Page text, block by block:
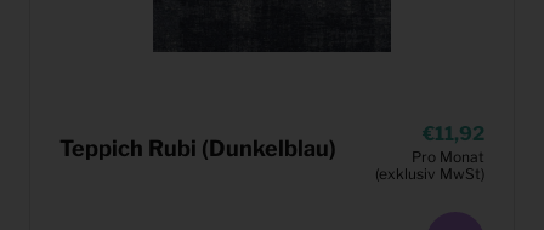
Teppich Rubi (Dunkelblau)
11,92
Pro Monat
(exklusiv MwSt)